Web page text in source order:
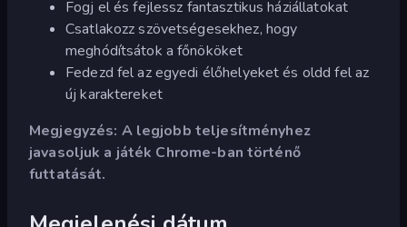
Fogj el és fejlessz fantasztikus háziállatokat
Csatlakozz szövetségesekhez, hogy
meghódítsátok a főnököket
Fedezd fel az egyedi élőhelyeket és oldd fel az
új karaktereket
Megjegyzés: A legjobb teljesítményhez
javasoljuk a játék Chrome-ban történő
futtatását.